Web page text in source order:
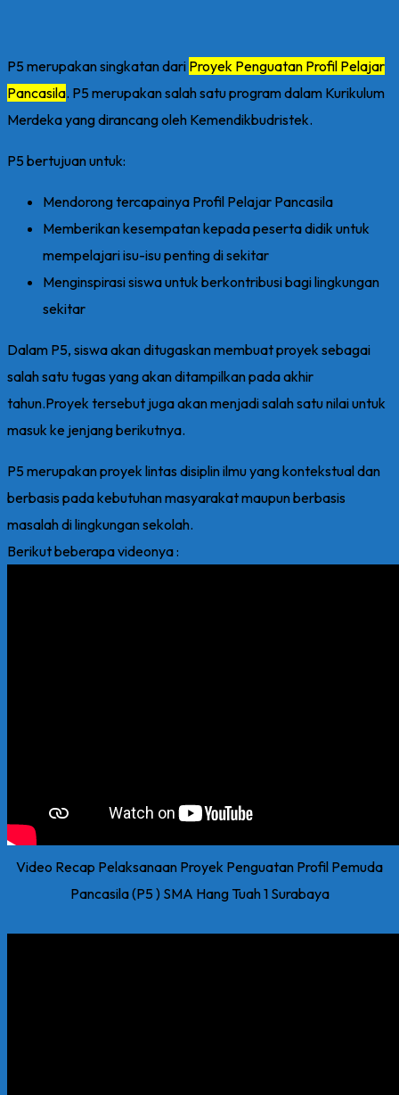
P5 merupakan singkatan dari Proyek Penguatan Profil Pelajar
Pancasila. P5 merupakan salah satu program dalam Kurikulum
Merdeka yang dirancang oleh Kemendikbudristek.
P5 bertujuan untuk:
Mendorong tercapainya Profil Pelajar Pancasila
Memberikan kesempatan kepada peserta didik untuk
mempelajari isu-isu penting di sekitar
Menginspirasi siswa untuk berkontribusi bagi lingkungan
sekitar
Dalam P5, siswa akan ditugaskan membuat proyek sebagai
salah satu tugas yang akan ditampilkan pada akhir
tahun.Proyek tersebut juga akan menjadi salah satu nilai untuk
masuk ke jenjang berikutnya.
P5 merupakan proyek lintas disiplin ilmu yang kontekstual dan
berbasis pada kebutuhan masyarakat maupun berbasis
masalah di lingkungan sekolah.
Berikut beberapa videonya :
Video Recap Pelaksanaan Proyek Penguatan Profil Pemuda
Pancasila (P5 ) SMA Hang Tuah 1 Surabaya